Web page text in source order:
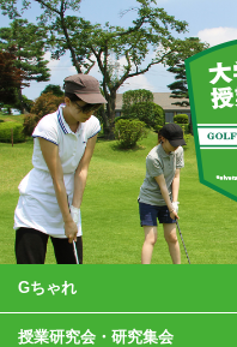
Gちゃれ
授業研究会・研究集会